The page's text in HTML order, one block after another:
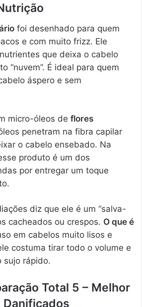
foi desenhado para quem
e com muito frizz. Ele
que deixa o cabelo
“nuvem”. É ideal para quem
áspero e sem
micro-óleos de flores
penetram na fibra capilar
o cabelo ensebado. Na
produto é um dos
por entregar um toque
diz que ele é um “salva-
cacheados ou crespos. O que é
em cabelos muito lisos e
costuma tirar todo o volume e
sujo rápido.
Total 5 – Melhor
Danificados